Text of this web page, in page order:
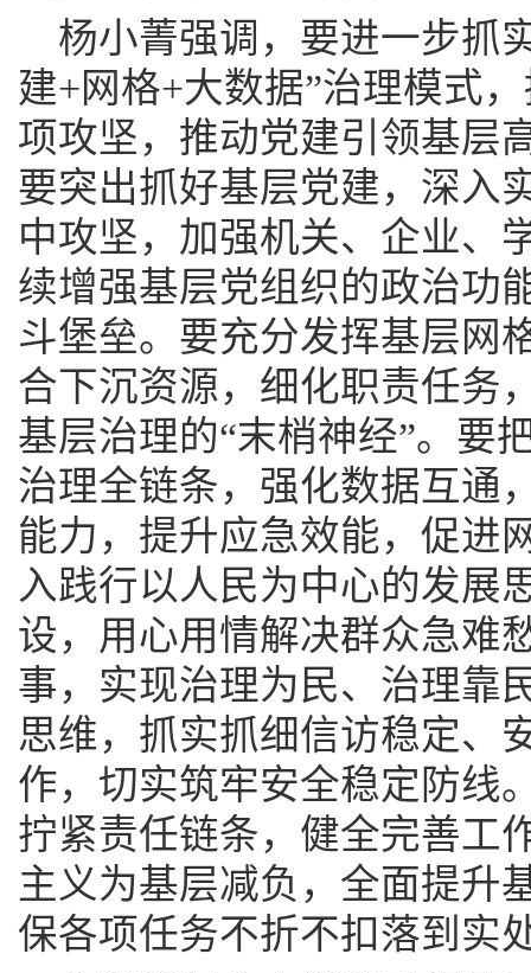
杨小菁强调，要进一步抓
建+网格+大数据”治理模式
项攻坚，推动党建引领基层
要突出抓好基层党建，深入
中攻坚，加强机关、企业、
续增强基层党组织的政治功
斗堡垒。要充分发挥基层网
合下沉资源，细化职责任务
基层治理的“末梢神经”。要
治理全链条，强化数据互通
能力，提升应急效能，促进
入践行以人民为中心的发展
设，用心用情解决群众急难
事，实现治理为民、治理靠
思维，抓实抓细信访稳定、
作，切实筑牢安全稳定防线
拧紧责任链条，健全完善工
主义为基层减负，全面提升
保各项任务不折不扣落到实